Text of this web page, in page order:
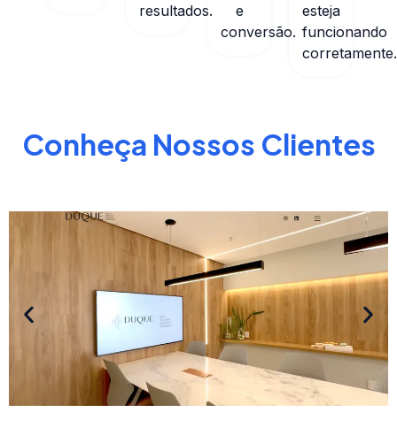
resultados.
e
conversão.
esteja
funcionando
corretamente.
Conheça Nossos Clientes